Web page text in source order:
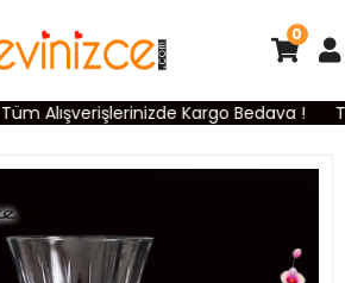
Tüm Alışverişlerinizde Kargo Bedava !
0